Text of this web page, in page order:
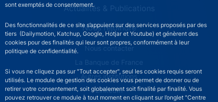
sont exemptés de consentement.
Des fonctionnalités de ce site s’appuient sur des services proposés par des
tiers (Dailymotion, Katchup, Google, Hotjar et Youtube) et génèrent des
cookies pour des finalités qui leur sont propres, conformément à leur
politique de confidentialité.
Si vous ne cliquez pas sur "Tout accepter", seul les cookies requis seront
utilisés. Le module de gestion des cookies vous permet de donner ou de
retirer votre consentement, soit globalement soit finalité par finalité. Vous
pouvez retrouver ce module à tout moment en cliquant sur l’onglet "Centre
Actualités & Publications
Nous rejoindre
ACPR footer secondary menu (French)
Nous contacter
La Banque de France
Autres institutions
LinkedIn